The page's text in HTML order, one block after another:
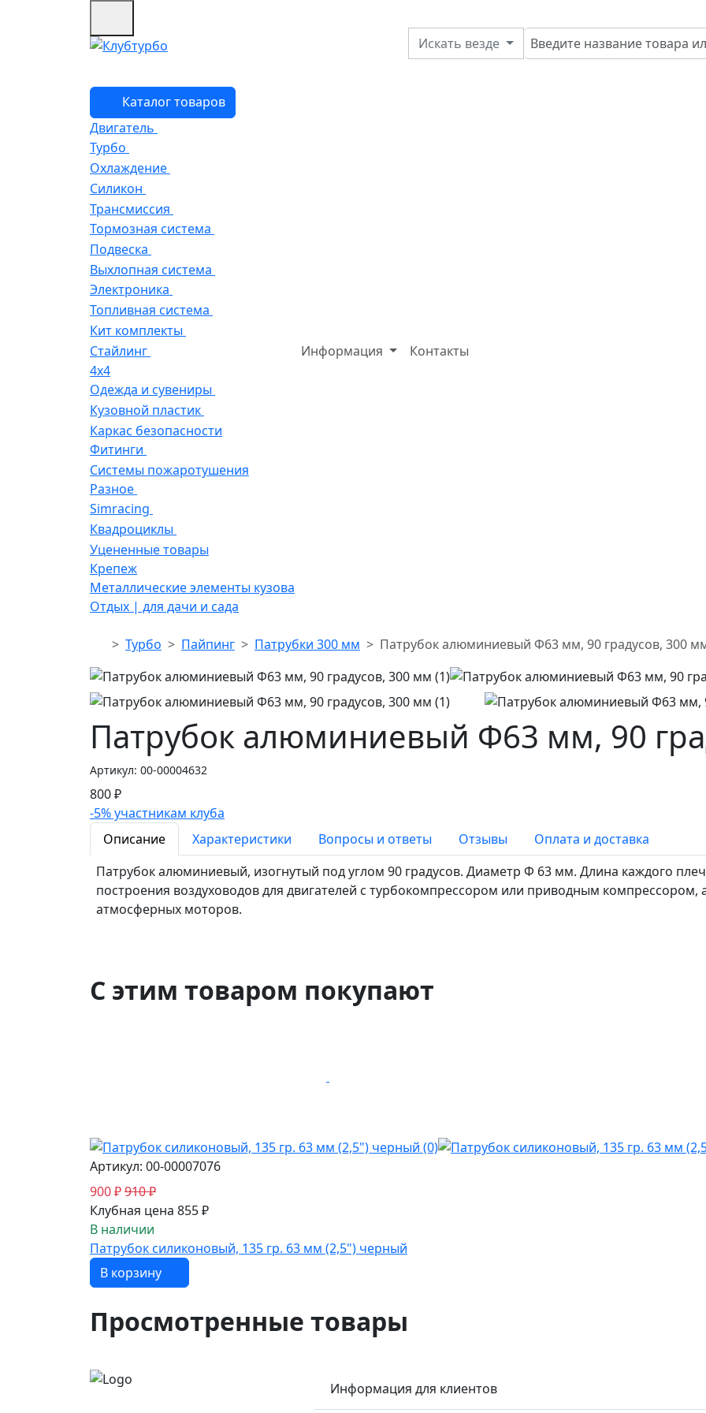
Искать везде
Каталог товаров
Двигатель
Турбо
Охлаждение
Силикон
Трансмиссия
Тормозная система
Подвеска
Выхлопная система
Электроника
Топливная система
Кит комплекты
Стайлинг
4x4
Одежда и сувениры
Кузовной пластик
Каркас безопасности
Фитинги
Системы пожаротушения
Разное
Simracing
Квадроциклы
Уцененные товары
Крепеж
Металлические элементы кузова
Отдых | для дачи и сада
Информация Контакты
Турбо Пайпинг Патрубки 300 мм Патрубок алюминиевый Ф63 мм, 90 градусов, 300
Патрубок алюминиевый Ф63 мм, 90
Артикул: 00-00004632
800 ₽
-5% участникам клуба
Описание
Характеристики Вопросы и ответы Отзывы
Оплата и доставка
Патрубок алюминиевый, изогнутый под углом 90 градусов. Диаметр Ф 63 мм. Длина каждого
построения воздуховодов для двигателей с турбокомпрессором или приводным компрессором,
атмосферных моторов.
С этим товаром покупают
Артикул: 00-00007076
900 ₽910 ₽
Клубная цена 855 ₽
В наличии
Патрубок силиконовый, 135 гр. 63 мм (2,5") черный
В корзину
Просмотренные товары
Информация для клиентов